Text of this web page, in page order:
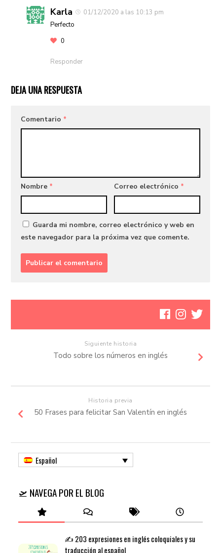
Karla
01/12/2020 a las 10:13 pm
Perfecto
0
Responder
DEJA UNA RESPUESTA
Comentario *
Nombre * Correo electrónico *
Guarda mi nombre, correo electrónico y web en
este navegador para la próxima vez que comente.
Siguiente historia
Todo sobre los números en inglés
Historia previa
50 Frases para felicitar San Valentín en inglés
Español
🛫 NAVEGA POR EL BLOG
✍️ 203 expresiones en inglés coloquiales y su
traducción al español